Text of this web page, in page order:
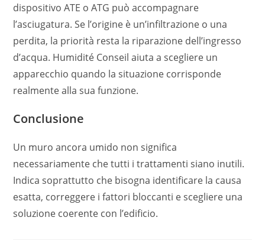
dispositivo ATE o ATG può accompagnare
l’asciugatura. Se l’origine è un’infiltrazione o una
perdita, la priorità resta la riparazione dell’ingresso
d’acqua. Humidité Conseil aiuta a scegliere un
apparecchio quando la situazione corrisponde
realmente alla sua funzione.
Conclusione
Un muro ancora umido non significa
necessariamente che tutti i trattamenti siano inutili.
Indica soprattutto che bisogna identificare la causa
esatta, correggere i fattori bloccanti e scegliere una
soluzione coerente con l’edificio.